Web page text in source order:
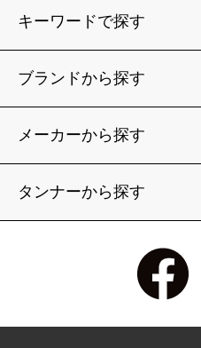
キーワードで探す
ブランドから探す
メーカーから探す
タンナーから探す